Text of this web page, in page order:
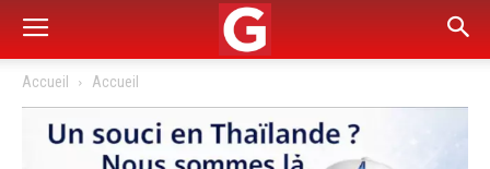
Accueil Accueil